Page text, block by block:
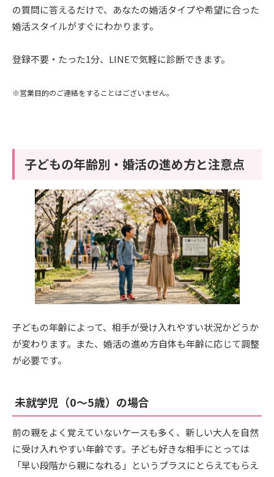
の質問に答えるだけで、あなたの婚活タイプや希望に合った
婚活スタイルがすぐにわかります。
登録不要・たった1分、LINEで気軽に診断できます。
※営業目的のご連絡をすることはございません。
子どもの年齢別・婚活の進め方と注意点
子どもの年齢によって、相手が受け入れやすい状況かどうか
が変わります。また、婚活の進め方自体も年齢に応じて調整
が必要です。
未就学児（0〜5歳）の場合
前の親をよく覚えていないケースも多く、新しい大人を自然
に受け入れやすい年齢です。子ども好きな相手にとっては
「早い段階から親になれる」というプラスにとらえてもらえ